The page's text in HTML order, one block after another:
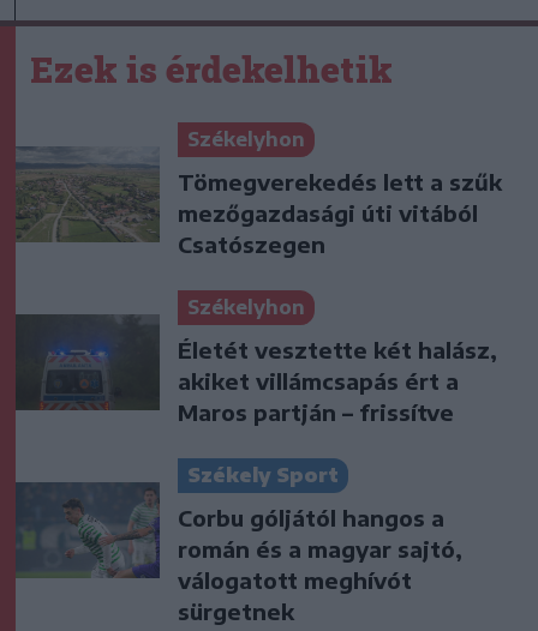
Ezek is érdekelhetik
Székelyhon
Tömegverekedés lett a szűk
mezőgazdasági úti vitából
Csatószegen
Székelyhon
Életét vesztette két halász,
akiket villámcsapás ért a
Maros partján – frissítve
Székely Sport
Corbu góljától hangos a
román és a magyar sajtó,
válogatott meghívót
sürgetnek